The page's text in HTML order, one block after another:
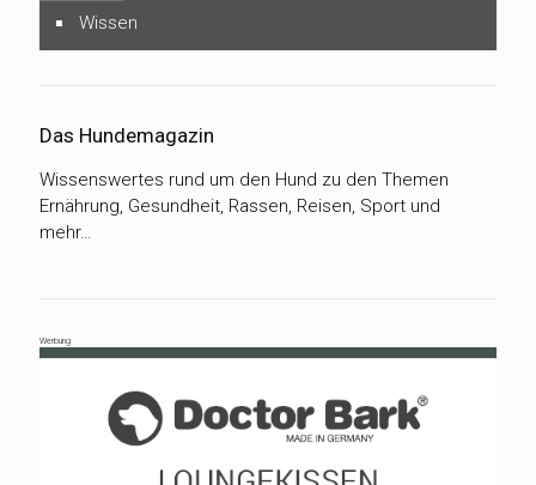
Wissen
Das Hundemagazin
Wissenswertes rund um den Hund zu den Themen
Ernährung, Gesundheit, Rassen, Reisen, Sport und
mehr…
Werbung